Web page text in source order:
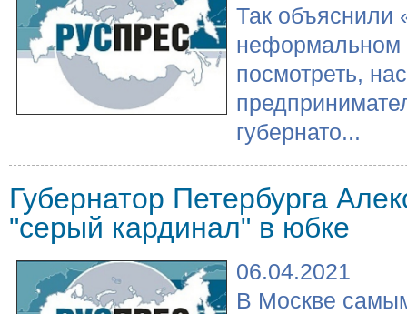
Так объяснили
неформальном
посмотреть,
губернато...
Губернатор Петербурга
"серый кардинал" в юбке
06.04.2021
В Москве